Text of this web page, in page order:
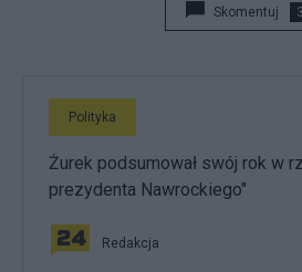
Skomentuj 3
Polityka
Żurek podsumował swój rok w
prezydenta Nawrockiego"
Redakcja